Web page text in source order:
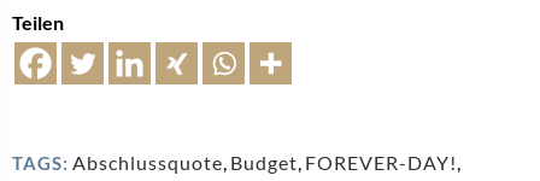
Teilen
TAGS: Abschlussquote, Budget, FOREVER-DAY!,